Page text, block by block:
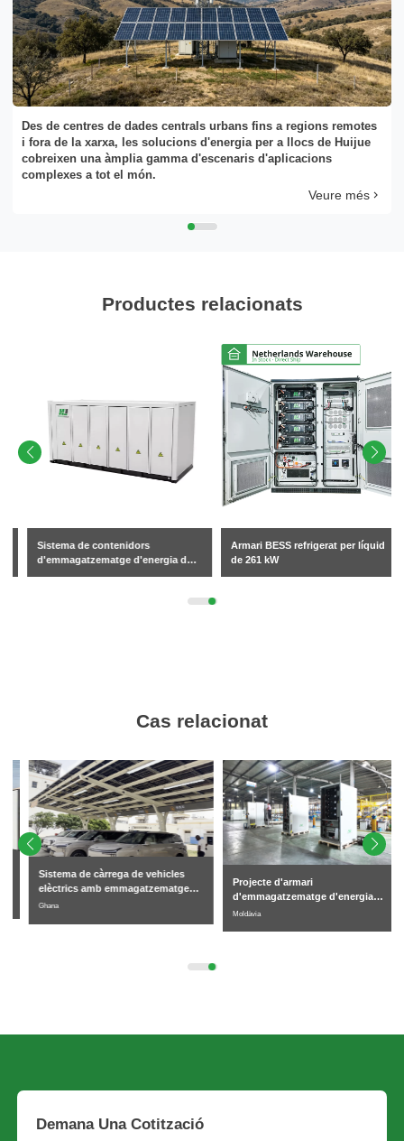
Des de centres de dades centrals urbans fins a regions remotes
i fora de la xarxa, les solucions d'energia per a llocs de Huijue
cobreixen una àmplia gamma d'escenaris d'aplicacions
complexes a tot el món.
Veure més
Productes relacionats
Sistema de contenidors
d'emmagatzematge d'energia de 5
Armari BESS refrigerat per líquid
de 261 kW
Cas relacionat
Sistema de càrrega de vehicles
elèctrics amb emmagatzematge
solar connectat a la xarxa a Ghana
Ghana
Projecte d'armari
d'emmagatzematge d'energia
refrigerat per líquid de 261 kWh
Moldàvia
Demana Una Cotització